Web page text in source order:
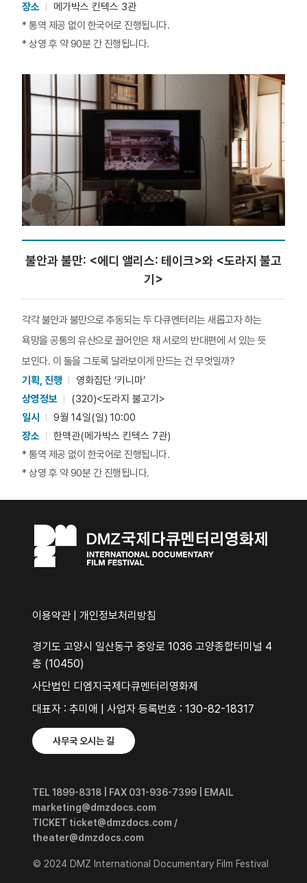
장소
메가박스 킨텍스 3관
* 통역 제공 없이 한국어로 진행됩니다.
* 상영 후 약 90분 간 진행됩니다.
불안과 불만: <에디 앨리스: 테이크>와 <도라지 불고
기>
각각 불안과 불만으로 추동되는 두 다큐멘터리는 새롭고자 하는
욕망을 공통의 유산으로 끌어안은 채 서로의 반대편에 서 있는 듯
보인다. 이 둘을 그토록 달라보이게 만드는 건 무엇일까?
기획, 진행
영화집단 ‘키니마’
상영정보
(320)<도라지 불고기>
일시
9월 14일(일) 10:00
장소
한맥관(메가박스 킨텍스 7관)
* 통역 제공 없이 한국어로 진행됩니다.
* 상영 후 약 90분 간 진행됩니다.
이용약관 개인정보처리방침
경기도 고양시 일산동구 중앙로 1036 고양종합터미널 4
층 (10450)
사단법인 디엠지국제다큐멘터리영화제
대표자 : 추미애 | 사업자 등록번호 : 130-82-18317
사무국 오시는 길
TEL 1899-8318 | FAX 031-936-7399 | EMAIL
marketing@dmzdocs.com
TICKET ticket@dmzdocs.com /
theater@dmzdocs.com
© 2024 DMZ International Documentary Film Festival